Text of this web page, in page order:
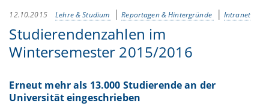
12.10.2015 Lehre & Studium Reportagen & Hintergründe Intranet
Studierendenzahlen im
Wintersemester 2015/2016
Erneut mehr als 13.000 Studierende an der
Universität eingeschrieben